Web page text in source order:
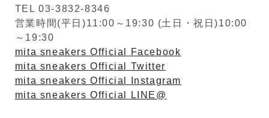
TEL 03-3832-8346
営業時間(平日)11:00～19:30 (土日・祝日)10:00
～19:30
mita sneakers Official Facebook
mita sneakers Official Twitter
mita sneakers Official Instagram
mita sneakers Official LINE@